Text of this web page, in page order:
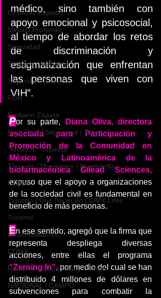
Crónicas Espejos
México Profundo
Seguridad
Tabasco / Nacional
Seguridad Tabasco
FGR
Emiliano Zapata
Nota Roja / Seguridad / Tabasco
`Análisis` `Tabasco`
Tlaxcala / Municipios / Huamantla
CDMX
Turismo / Qué hacer en CDMX Lifes
Turismo
Emprendedores
CDMX
Nacional > Economía y Campo
NACIONAL / CAMPO
médico, sino también con
apoyo emocional y psicosocial,
al tiempo de abordar los retos
de discriminación y
estigmatización que enfrentan
las personas que viven con
VIH”.
Por su parte,
Diana Oliva, directora
asociada para Participación y
Promoción de la Comunidad en
México y Latinoamérica de la
expuso que el apoyo a organizaciones
de la sociedad civil es fundamental en
beneficio de más personas.
En ese sentido, agregó que la firma que
representa despliega diversas
“Zeroing In", por medio del cual se han
distribuido 4 millones de dólares en
subvenciones para combatir la